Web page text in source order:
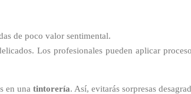
de poco valor sentimental.
Los profesionales pueden aplicar
en una tintorería. Así, evitarás sorpresas